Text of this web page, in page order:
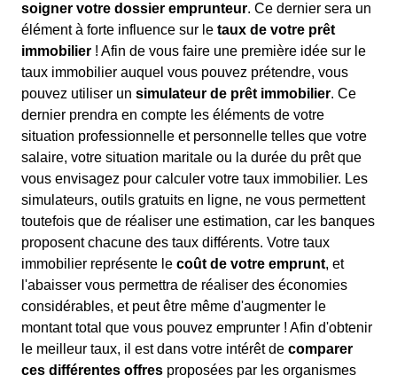
soigner votre dossier emprunteur. Ce dernier sera un
élément à forte influence sur le taux de votre prêt
immobilier ! Afin de vous faire une première idée sur le
taux immobilier auquel vous pouvez prétendre, vous
pouvez utiliser un simulateur de prêt immobilier. Ce
dernier prendra en compte les éléments de votre
situation professionnelle et personnelle telles que votre
salaire, votre situation maritale ou la durée du prêt que
vous envisagez pour calculer votre taux immobilier. Les
simulateurs, outils gratuits en ligne, ne vous permettent
toutefois que de réaliser une estimation, car les banques
proposent chacune des taux différents. Votre taux
immobilier représente le coût de votre emprunt, et
l'abaisser vous permettra de réaliser des économies
considérables, et peut être même d'augmenter le
montant total que vous pouvez emprunter ! Afin d'obtenir
le meilleur taux, il est dans votre intérêt de comparer
ces différentes offres proposées par les organismes